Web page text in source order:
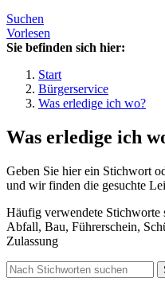
Suchen
Vorlesen
Sie befinden sich hier:
Start
Bürgerservice
Was erledige ich wo?
Was erledige ich
Geben Sie hier ein Stichwort
und wir finden die gesuchte
Häufig verwendete Stichworte
Abfall, Bau, Führerschein,
Zulassung